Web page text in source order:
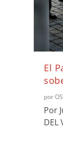
El
por
Por
DEL